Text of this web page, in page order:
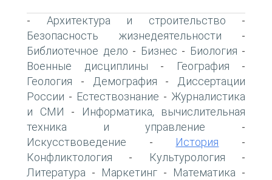
- Архитектура и строительство -
Безопасность жизнедеятельности -
Библиотечное дело - Бизнес - Биология -
Военные дисциплины - География -
Геология - Демография -
Диссертации
России - Естествознание - Журналистика
и СМИ -
Информатика, вычислительная
техника и управление -
Искусствоведение - История -
Конфликтология - Культурология -
Литература - Маркетинг - Математика -